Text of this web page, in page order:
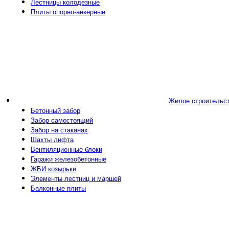
Плиты опорно-анкерные
Жилое
Бетонный забор
Забор самостоящий
Забор на стаканах
Шахты лифта
Вентиляционные блоки
Гаражи железобетонные
ЖБИ козырьки
Элементы лестниц и маршей
Балконные плиты